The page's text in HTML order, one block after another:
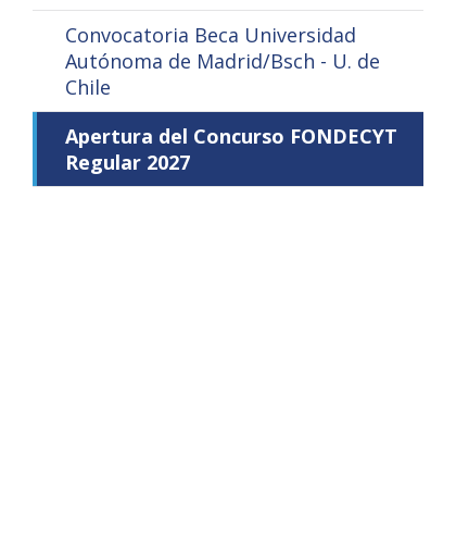
Convocatoria Beca Universidad
Autónoma de Madrid/Bsch - U. de
Chile
Apertura del Concurso FONDECYT
Regular 2027